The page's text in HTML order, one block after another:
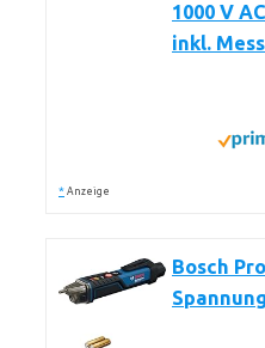
1000 V
inkl.
* Anzeige
Bosch